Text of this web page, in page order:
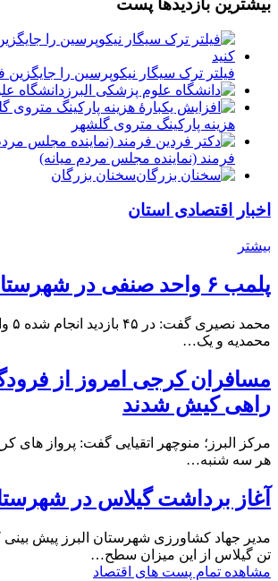
فیلتر ترک سیگار نیکوپرسین را جایگزین
دانشگاه
هزینه پارکینگ متروی گلشهر
فرمند (نماينده مجلس مردم میانه)
سخنان بزرگان
اخبار اقتصادی استان
بیشتر
پلمب ۶ واحد صنفی در شهرستان البرز
محمدیه و یک…
مسافران کرجی امروز از
راهی کیش شدند
مرکز البرز؛ منوچهر اتقیایی گفت: پرواز های
هر سه شنبه…
آغاز برداشت گیلاس در
تن گیلاس از این میزان سطح…
مشاهده تمام پست های اقتصاد